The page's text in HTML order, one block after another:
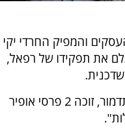
והמפיק החרדי יקי
את תפקידו של רפאל,
זהו סרטו ה- 8 של הבמאי ארז תדמור, זוכה 2 פרסי אופיר